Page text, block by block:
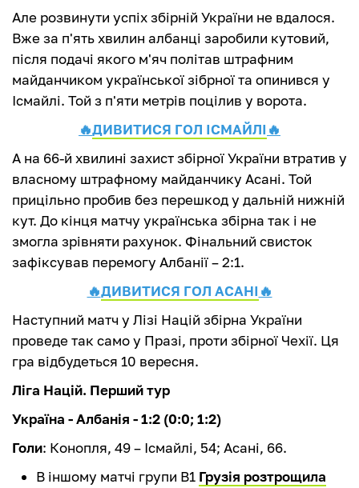
Але розвинути успіх збірній України не вдалося.
Вже за п'ять хвилин албанці заробили кутовий,
після подачі якого м'яч політав штрафним
майданчиком української зібрної та опинився у
Ісмайлі. Той з п'яти метрів поцілив у ворота.
🔥ДИВИТИСЯ ГОЛ ІСМАЙЛІ 🔥
А на 66-й хвилині захист збірної України втратив у
власному штрафному майданчику Асані. Той
прицільно пробив без перешкод у дальній нижній
кут. До кінця матчу українська збірна так і не
змогла зрівняти рахунок. Фінальний свисток
зафіксував перемогу Албанії – 2:1.
🔥ДИВИТИСЯ ГОЛ АСАНІ 🔥
Наступний матч у Лізі Націй збірна України
проведе так само у Празі, проти збірної Чехії. Ця
гра відбудеться 10 вересня.
Ліга Націй. Перший тур
Україна - Албанія - 1:2 (0:0; 1:2)
Голи: Конопля, 49 – Ісмайлі, 54; Асані, 66.
В іншому матчі групи В1 Грузія розтрощила